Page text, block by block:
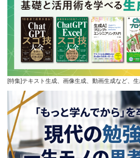
[特集]テキスト生成、画像生成、動画生成など、